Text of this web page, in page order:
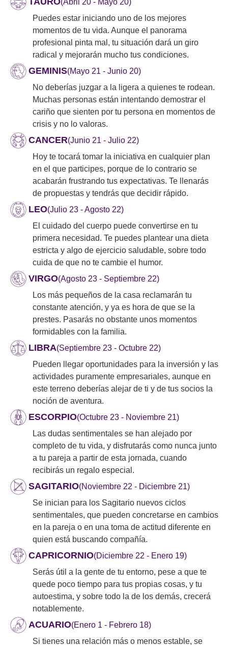
(Abril 20 - Mayo 20)
Puedes estar iniciando uno de los mejores
momentos de tu vida. Aunque el panorama
profesional pinta mal, tu situación dará un giro
radical y mejorarán mucho tus condiciones.
GEMINIS(Mayo 21 - Junio 20)
No deberías juzgar a la ligera a quienes te rodean.
Muchas personas están intentando demostrar el
cariño que sienten por tu persona en momentos de
crisis y no lo valoras.
CANCER(Junio 21 - Julio 22)
Hoy te tocará tomar la iniciativa en cualquier plan
en el que participes, porque de lo contrario se
acabarán frustrando tus expectativas. Te llenarás
de propuestas y tendrás que decidir rápido.
LEO(Julio 23 - Agosto 22)
El cuidado del cuerpo puede convertirse en tu
primera necesidad. Te puedes plantear una dieta
estricta y algo de ejercicio saludable, sobre todo
cuida de que no te cambie el humor.
VIRGO(Agosto 23 - Septiembre 22)
Los más pequeños de la casa reclamarán tu
constante atención, y ya es hora de que se la
prestes. Pasarás no obstante unos momentos
formidables con la familia.
LIBRA(Septiembre 23 - Octubre 22)
Pueden llegar oportunidades para la inversión y las
actividades puramente empresariales, aunque en
este terreno deberías alejar de ti y de tus socios la
noción de aventura.
ESCORPIO(Octubre 23 - Noviembre 21)
Las dudas sentimentales se han alejado por
completo de tu vida, y disfrutarás como nunca junto
a tu pareja a partir de esta jornada, cuando
recibirás un regalo especial.
SAGITARIO(Noviembre 22 - Diciembre 21)
Se inician para los Sagitario nuevos ciclos
sentimentales, que pueden concretarse en cambios
en la pareja o en una toma de actitud diferente en
quien está buscando compañía.
CAPRICORNIO(Diciembre 22 - Enero 19)
Serás útil a la gente de tu entorno, pese a que te
quede poco tiempo para tus propias cosas, y tu
autoestima, y sobre todo la de los demás, crecerá
notablemente.
ACUARIO(Enero 1 - Febrero 18)
Si tienes una relación más o menos estable, se